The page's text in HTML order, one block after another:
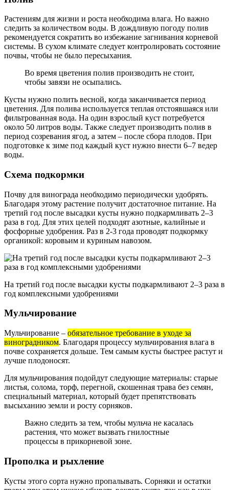
Растениям для жизни и роста необходима влага. Но важно
следить за количеством воды. В дождливую погоду полив
рекомендуется сократить во избежание загнивания корневой
системы. В сухом климате следует контролировать состояние
почвы, чтобы не было пересыхания.
Во время цветения полив производить не стоит,
чтобы завязи не осыпались.
Кусты нужно полить весной, когда заканчивается период
цветения. Для полива используется теплая отстоявшаяся или
фильтрованная вода. На один взрослый куст потребуется
около 50 литров воды. Также следует производить полив в
период созревания ягод, а затем – после сбора плодов. При
подготовке к зиме под каждый куст нужно внести 6–7 ведер
воды.
Схема подкормки
Почву для винограда необходимо периодически удобрять.
Благодаря этому растение получит достаточное питание. На
третий год после высадки кусты нужно подкармливать 2–3
раза в год. Для этих целей подходят азотные, калийные и
фосфорные удобрения. Раз в 2-3 года проводят подкормку
органикой: коровьим и куриным навозом.
На третий год после высадки кусты подкармливают 2–3 раза в
год комплексными удобрениями
Мульчирование
Мульчирование – обязательное требование в уходе за
виноградником. Благодаря процессу мульчирования влага в
почве сохраняется дольше. Тем самым кусты быстрее растут и
лучше плодоносят.
Для мульчирования подойдут следующие материалы: старые
листья, солома, торф, перегной, скошенная трава без семян,
специальный материал, который будет препятствовать
высыханию земли и росту сорняков.
Важно следить за тем, чтобы мульча не касалась
растения, что может вызвать гнилостные
процессы в прикорневой зоне.
Прополка и рыхление
Кусты этого сорта нужно пропалывать. Сорняки и остатки